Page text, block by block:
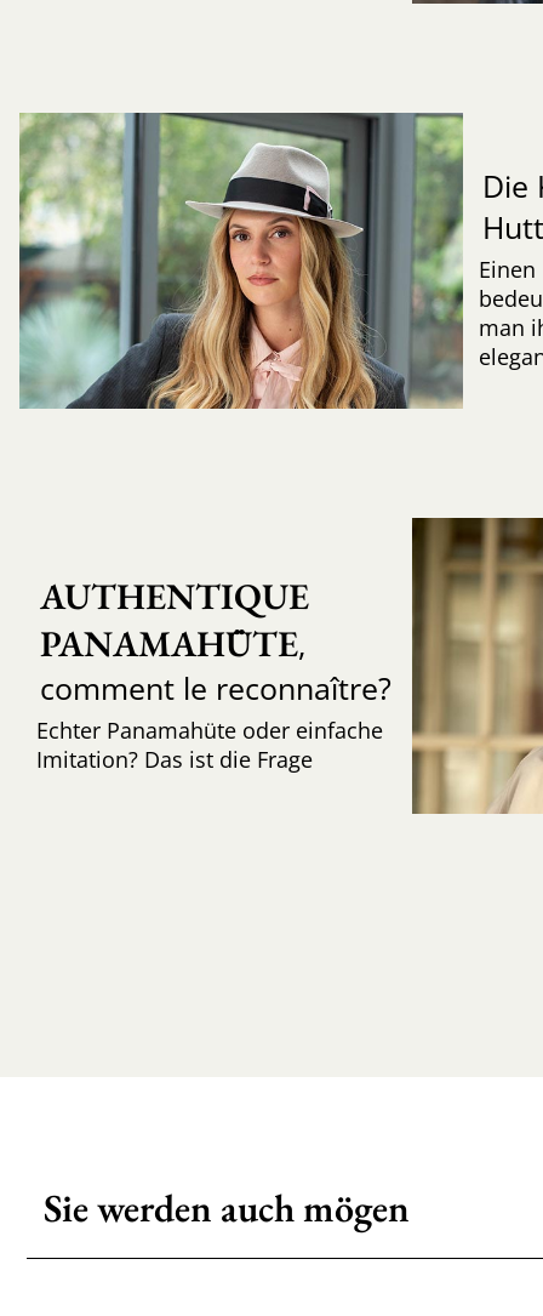
Die
man
AUTHENTIQUE
PANAMAHÜTE,
comment le reconnaître?
Echter Panamahüte oder einfache
Imitation? Das ist die Frage
Sie werden auch mögen